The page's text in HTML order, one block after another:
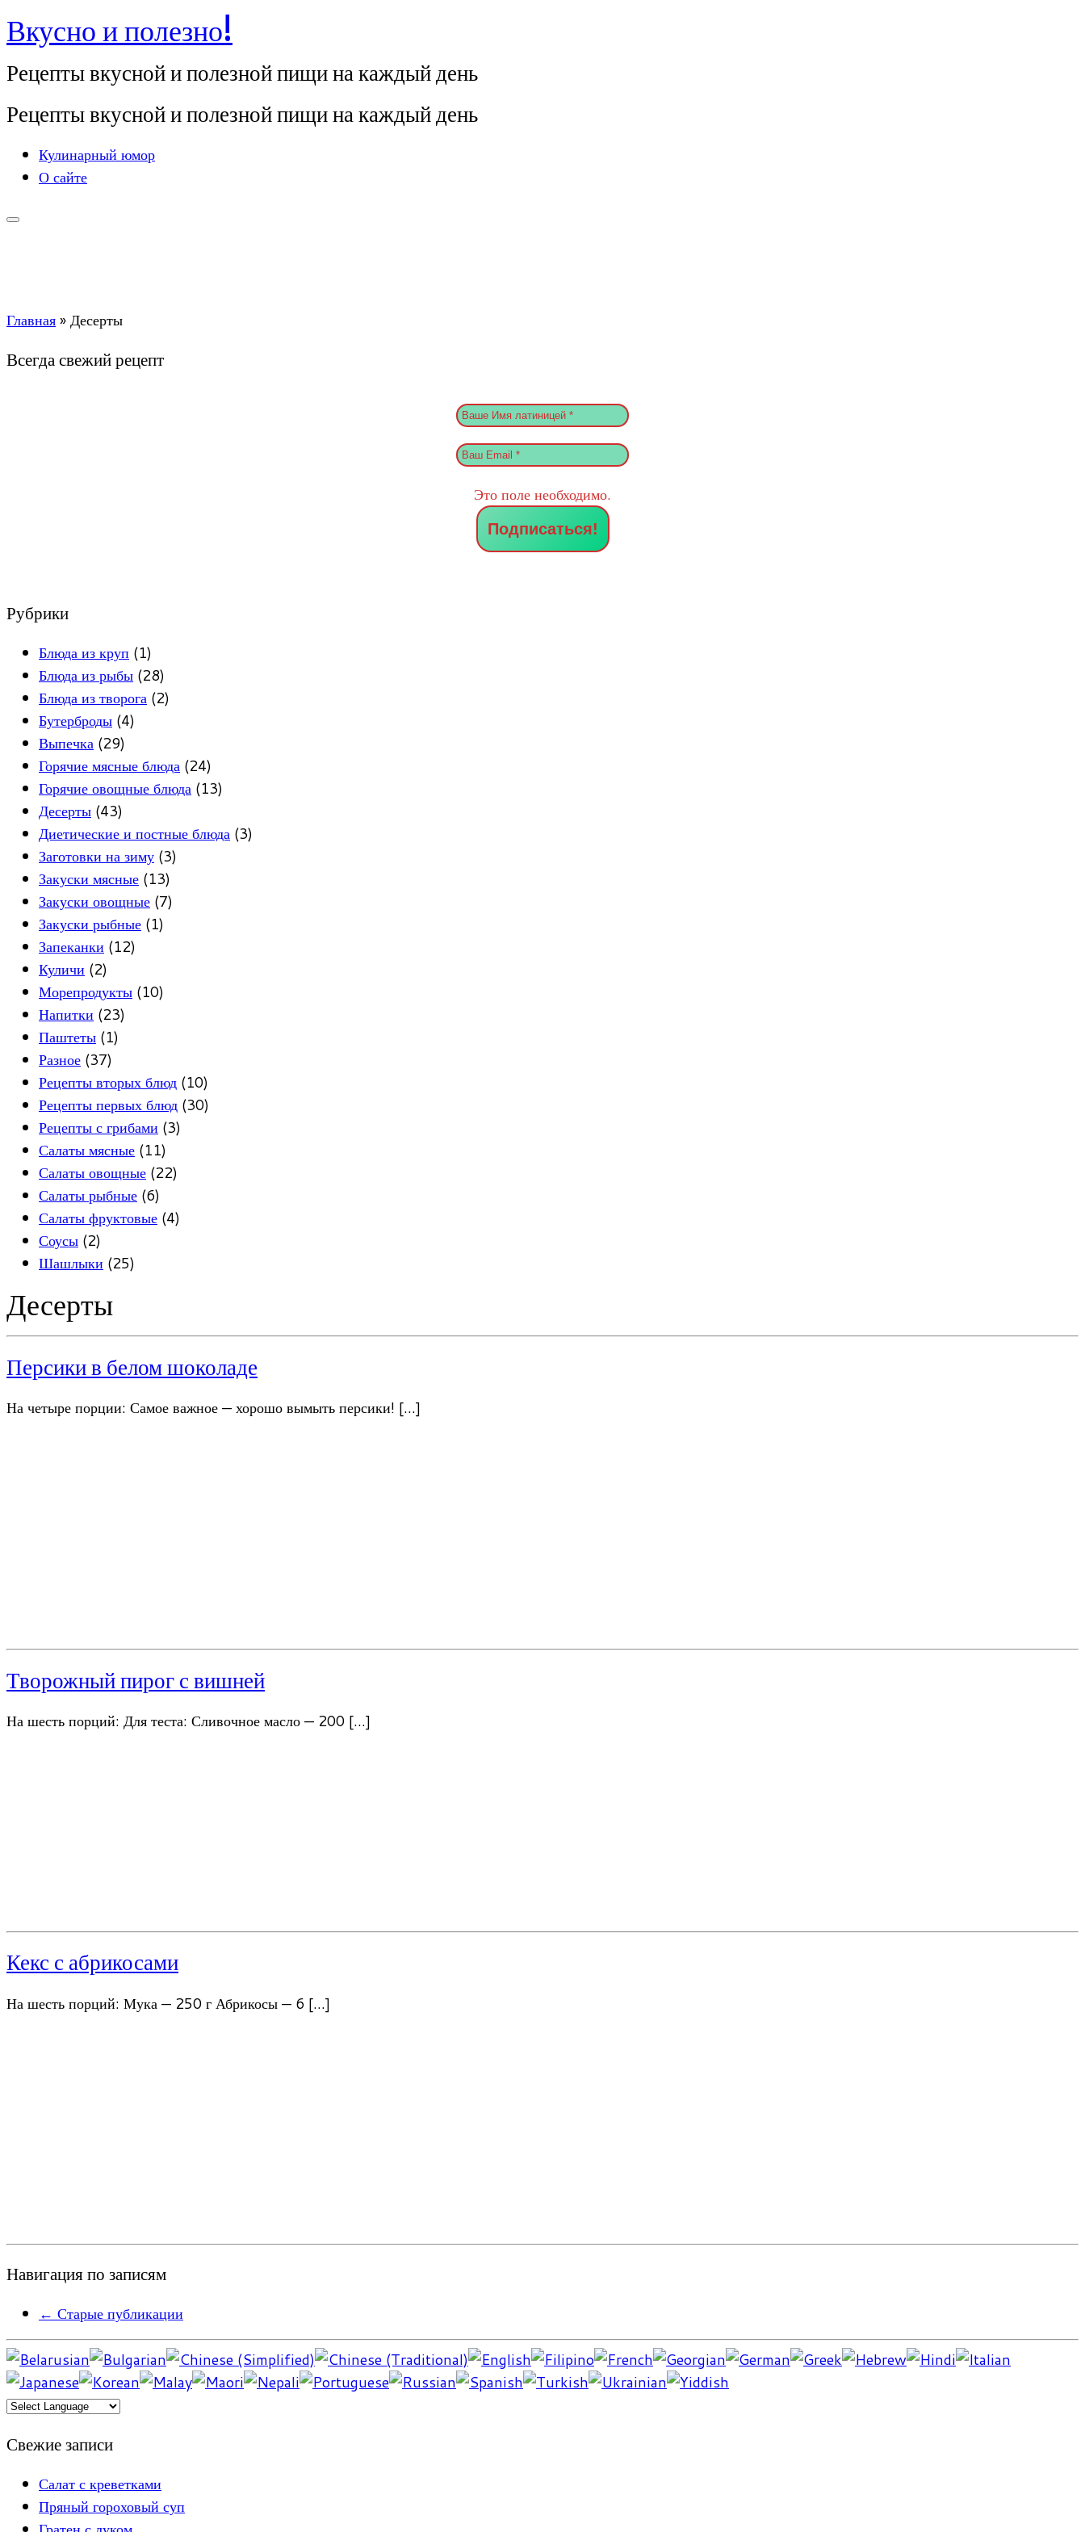
Перейти
содержимому
Вкусно и полезно!
Рецепты вкусной и полезной пищи на каждый день
Рецепты вкусной и полезной пищи на каждый день
Кулинарный юмор
О сайте
Главная»Десерты
Всегда свежий рецепт
Это поле необходимо.
Рубрики
Блюда из круп (1)
Блюда из рыбы (28)
Блюда из творога (2)
Бутерброды (4)
Выпечка (29)
Горячие мясные блюда (24)
Горячие овощные блюда (13)
Десерты (43)
Диетические и постные блюда (3)
Заготовки на зиму (3)
Закуски мясные (13)
Закуски овощные (7)
Закуски рыбные (1)
Запеканки (12)
Куличи (2)
Морепродукты (10)
Напитки (23)
Паштеты (1)
Разное (37)
Рецепты вторых блюд (10)
Рецепты первых блюд (30)
Рецепты с грибами (3)
Салаты мясные (11)
Салаты овощные (22)
Салаты рыбные (6)
Салаты фруктовые (4)
Соусы (2)
Шашлыки (25)
Десерты
Персики в белом шоколаде
На четыре порции: Самое важное — хорошо вымыть персики! […]
Творожный пирог с вишней
На шесть порций: Для теста: Сливочное масло — 200 […]
Кекс с абрикосами
На шесть порций: Мука — 250 г Абрикосы — 6 […]
Навигация по записям
← Старые публикации
Свежие записи
Салат с креветками
Пряный гороховый суп